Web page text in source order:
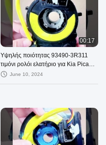
00:17
Υψηλής ποιότητας 93490-3R311
τιμόνι ρολόι ελατήριο για Kia Picanto
Optima K5 Cadenza K7
June 10, 2024